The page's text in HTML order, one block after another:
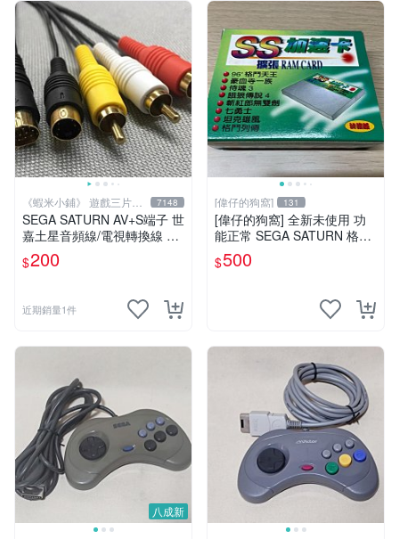
《蝦米小鋪》 遊戲三片以
上免運
7148
SEGA SATURN AV+S端子 世
嘉土星音頻線/電視轉換線 直
購價200元 桃園《蝦米小鋪》
$200
近期銷量1件
[偉仔的狗窩] 131
[偉仔的狗窩] 全新未使用 功
能正常 SEGA SATURN 格鬥
遊戲 獨張 RAM CARD 加速
卡
$500
八成新